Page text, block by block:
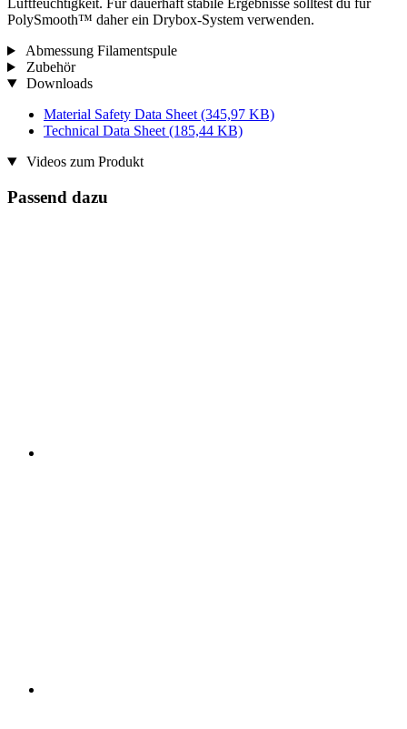
Luftfeuchtigkeit. Für dauerhaft stabile Ergebnisse solltest du für
PolySmooth™ daher ein Drybox-System verwenden.
Abmessung Filamentspule
Zubehör
Downloads
Material Safety Data Sheet (345,97 KB)
Technical Data Sheet (185,44 KB)
Videos zum Produkt
Passend dazu